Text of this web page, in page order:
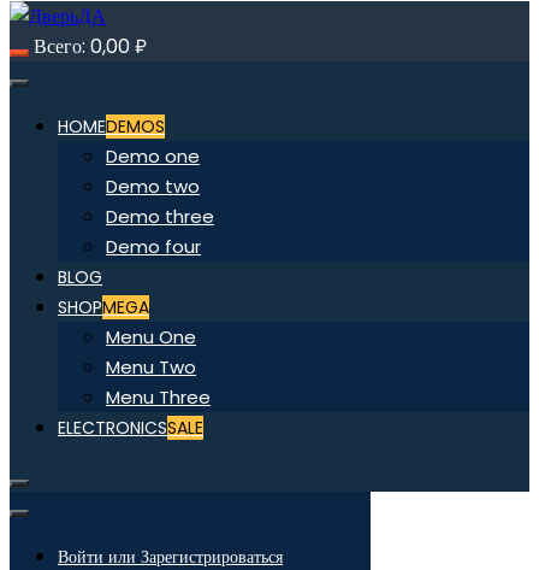
Всего: 0,00₽
HOMEDEMOS
Demo one
Demo two
Demo three
Demo four
BLOG
SHOPMEGA
Menu One
Menu Two
Menu Three
ELECTRONICSSALE
Войти или Зарегистрироваться